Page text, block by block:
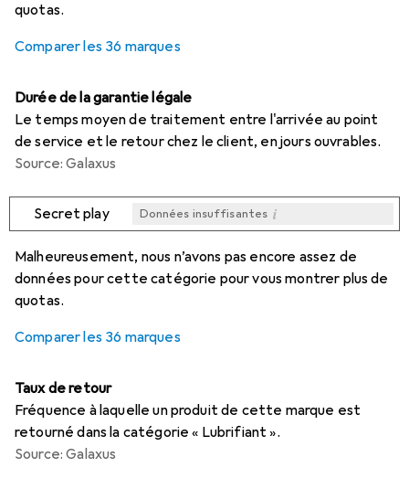
quotas.
Comparer les 36 marques
Durée de la garantie légale
Le temps moyen de traitement entre l'arrivée au point
de service et le retour chez le client, en jours ouvrables.
Source: Galaxus
Secret play Données insuffisantes i
Malheureusement, nous n’avons pas encore assez de
données pour cette catégorie pour vous montrer plus de
quotas.
Comparer les 36 marques
Taux de retour
Fréquence à laquelle un produit de cette marque est
retourné dans la catégorie « Lubrifiant ».
Source: Galaxus